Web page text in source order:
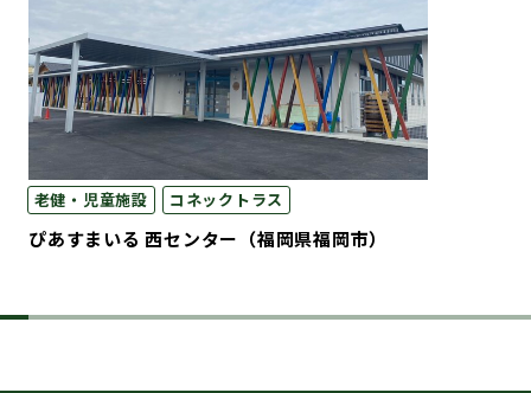
老健・児童施設 コネックトラス
ぴあすまいる 西センター（福岡県福岡市）